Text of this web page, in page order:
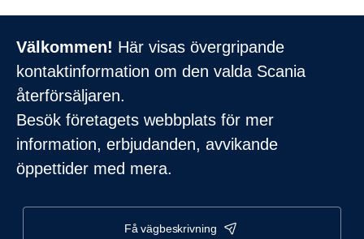
Välkommen! Här visas övergripande
kontaktinformation om den valda Scania
återförsäljaren.
Besök företagets webbplats för mer
information, erbjudanden, avvikande
öppettider med mera.
få vägbeskrivning